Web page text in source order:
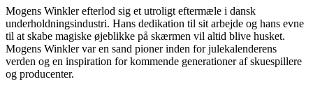
Mogens Winkler efterlod sig et utroligt eftermæle i dansk
underholdningsindustri. Hans dedikation til sit arbejde og hans evne
til at skabe magiske øjeblikke på skærmen vil altid blive husket.
Mogens Winkler var en sand pioner inden for julekalenderens
verden og en inspiration for kommende generationer af skuespillere
og producenter.